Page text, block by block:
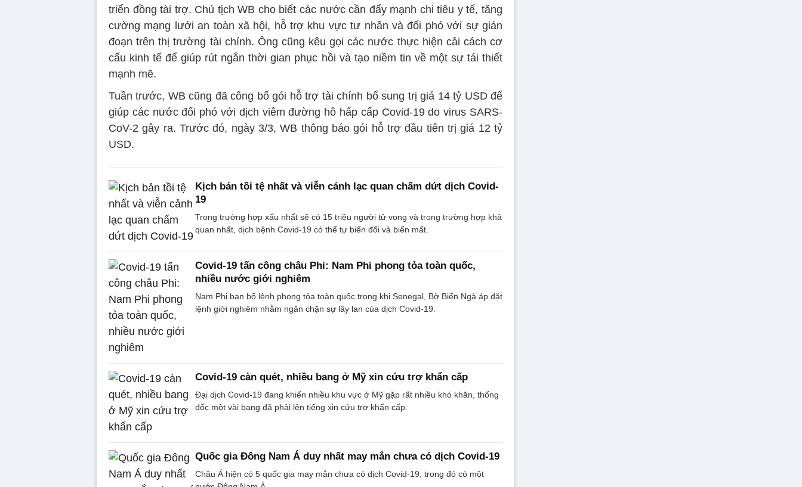
triển đồng tài trợ. Chủ tịch WB cho biết các nước cần đẩy mạnh chi tiêu y tế, tăng
cường mạng lưới an toàn xã hội, hỗ trợ khu vực tư nhân và đối phó với sự gián
đoạn trên thị trường tài chính. Ông cũng kêu gọi các nước thực hiện cải cách cơ
cấu kinh tế để giúp rút ngắn thời gian phục hồi và tạo niềm tin về một sự tái thiết
mạnh mẽ.
Tuần trước, WB cũng đã công bố gói hỗ trợ tài chính bổ sung trị giá 14 tỷ USD để
giúp các nước đối phó với dịch viêm đường hô hấp cấp Covid-19 do virus SARS-
CoV-2 gây ra. Trước đó, ngày 3/3, WB thông báo gói hỗ trợ đầu tiên trị giá 12 tỷ
USD.
Kịch bản tồi tệ nhất và viễn cảnh lạc quan chấm dứt dịch Covid-
19
Trong trường hợp xấu nhất sẽ có 15 triệu người tử vong và trong trường hợp khả
quan nhất, dịch bệnh Covid-19 có thể tự biến đổi và biến mất.
Covid-19 tấn công châu Phi: Nam Phi phong tỏa toàn quốc,
nhiều nước giới nghiêm
Nam Phi ban bố lệnh phong tỏa toàn quốc trong khi Senegal, Bờ Biển Ngà áp đặt
lệnh giới nghiêm nhằm ngăn chặn sự lây lan của dịch Covid-19.
Covid-19 càn quét, nhiều bang ở Mỹ xin cứu trợ khẩn cấp
Đại dịch Covid-19 đang khiến nhiều khu vực ở Mỹ gặp rất nhiều khó khăn, thống
đốc một vài bang đã phải lên tiếng xin cứu trợ khẩn cấp.
Quốc gia Đông Nam Á duy nhất may mắn chưa có dịch Covid-19
Châu Á hiện có 5 quốc gia may mắn chưa có dịch Covid-19, trong đó có một